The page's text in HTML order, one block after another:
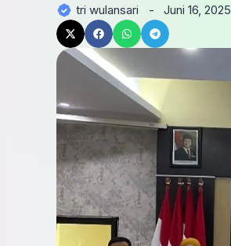
tri wulansari - Juni 16, 2025